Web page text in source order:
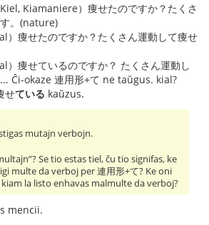
Kiamaniere）痩せたのですか？たくさ
。(nature)
）痩せたのですか？たくさん運動して痩せ
）痩せているのですか？ たくさん運動し
Ĉi-okaze 連用形+て ne taŭgus. kial?
せている kaŭzus.
mutajn verbojn.
Se tio estas tiel, ĉu tio signifas, ke
multe da verboj per 連用形+て? Ke oni
la listo enhavas malmulte da verboj?
mencii.